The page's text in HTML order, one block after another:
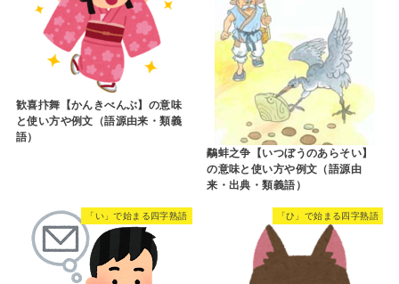
歓喜抃舞【かんきべんぶ】の意味
と使い方や例文（語源由来・類義
語）
鷸蚌之争【いつぼうのあらそい】
の意味と使い方や例文（語源由
来・出典・類義語）
「い」で始まる四字熟語 「ひ」で始まる四字熟語